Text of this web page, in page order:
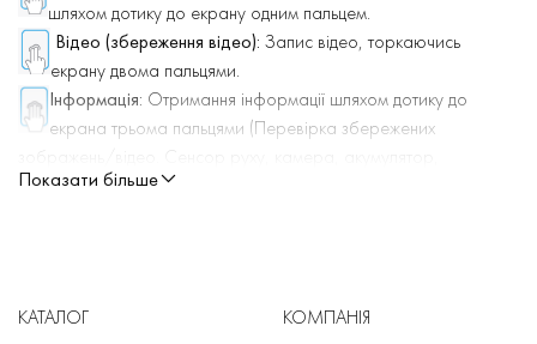
шляхом дотику до екрану одним пальцем.
Відео (збереження відео): Запис відео, торкаючись
екрану двома пальцями.
Інформація: Отримання інформації шляхом дотику до
екрана трьома пальцями (Перевірка збережених
сенсорний дисплей)
- Автоматичне вимкнення: пристрій автоматично
Показати більше
КАТАЛОГ
КОМПАНІЯ